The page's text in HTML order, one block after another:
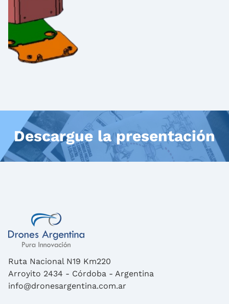
Descargue la presentación
Ruta Nacional N19 Km220
Arroyito 2434 - Córdoba - Argentina
info@dronesargentina.com.ar